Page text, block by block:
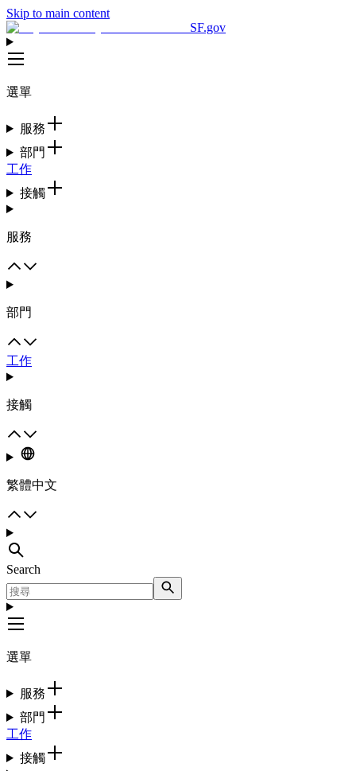
Skip to main content
SF.gov
選單
服務
部門
工作
接觸
服務
部門
工作
接觸
繁體中文
Search
選單
服務
部門
工作
接觸